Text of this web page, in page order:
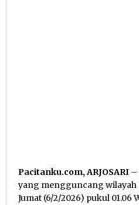
Pacitanku.com, ARJOSARI –
yang mengguncang wilayah
Jumat (6/2/2026) pukul 01.06